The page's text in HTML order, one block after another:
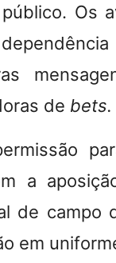
Os
de bets.
a
de campo
em